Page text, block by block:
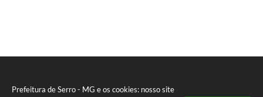
Prefeitura de Serro - MG e os cookies: nosso site